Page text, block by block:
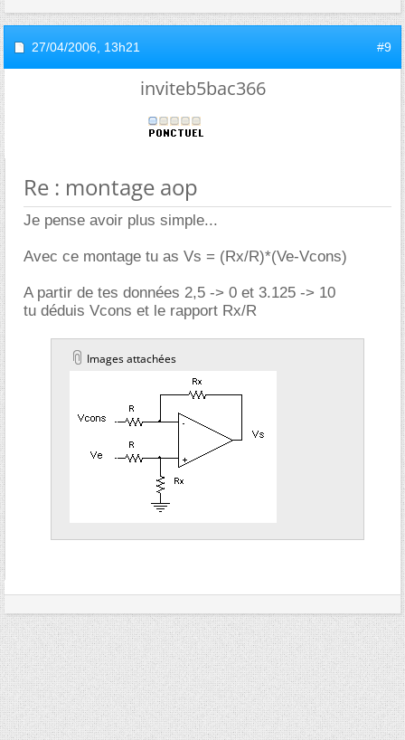
27/04/2006, 13h21 #9
inviteb5bac366
Re : montage aop
Je pense avoir plus simple...
Avec ce montage tu as Vs = (Rx/R)*(Ve-Vcons)
A partir de tes données 2,5 -> 0 et 3.125 -> 10
tu déduis Vcons et le rapport Rx/R
Images attachées